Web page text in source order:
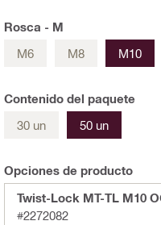
Rosca - M
M6
M8 M10
Contenido del paquete
30 un
50 un
Opciones de producto
Twist-Lock MT-TL M10
#2272082